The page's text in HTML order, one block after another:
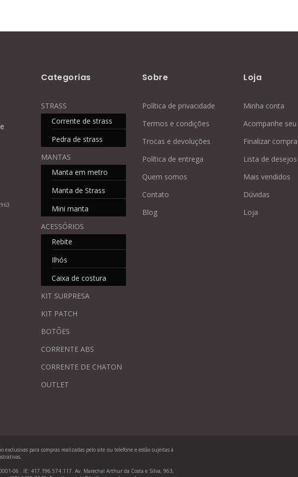
Categorias
STRASS
Corrente de strass
Pedra de strass
MANTAS
Manta em metro
Manta de Strass
Mini manta
ACESSÓRIOS
Rebite
Ilhós
Caixa de costura
KIT SURPRESA
KIT PATCH
BOTÕES
CORRENTE ABS
CORRENTE DE CHATON
OUTLET
Sobre
Política de privacidade
Termos e condições
Trocas e devoluções
Política de entrega
Quem somos
Contato
Blog
Loja
Minha conta
Acompanhe
Finalizar compra
Lista de desejos
Mais vendidos
Dúvidas
Loja
exclusivas para compras realizadas pelo site ou telefone e estão sujeitas à
06 . IE: 417.196.574.117. Av. Marechal Arthur da Costa e Silva, 963,